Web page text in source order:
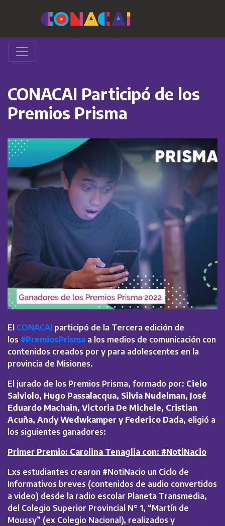
CONACAI Participó de los
Premios Prisma
El CONACAI participó de la Tercera edición de
los #PremiosPrisma a los medios de comunicación con
contenidos creados por y para adolescentes en la
provincia de Misiones.
El jurado de los Premios Prisma, formado por: Cielo
Salviolo, Hugo Passalacqua, Silvia Nudelman, José
Eduardo Machain, Victoria De Michele, Cristian
Acuña, Andy Wedwkamper y Federico Dada, eligió a
los siguientes ganadores:
Primer Premio: Carolina Tenaglia con: #NotiNacio
Lxs estudiantes crearon #NotiNacio un Ciclo de
Informativos breves (contenidos de audio convertidos
a video) desde la radio escolar Planeta Transmedia,
del Colegio Superior Provincial N° 1, “Martín de
Moussy” (ex Colegio Nacional), realizados y